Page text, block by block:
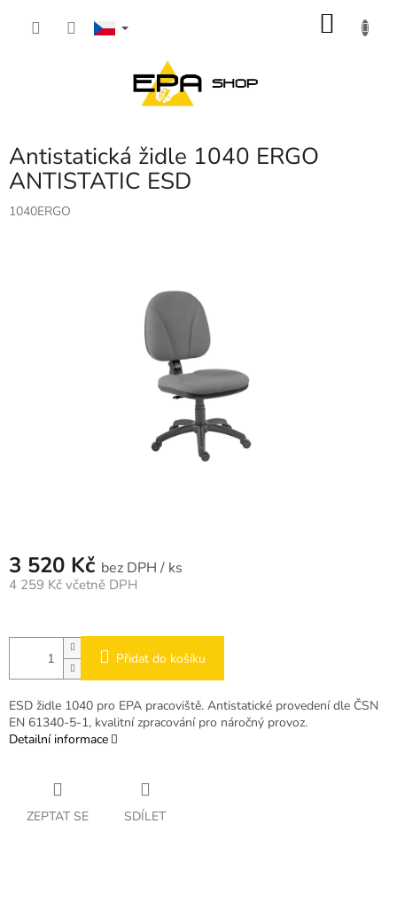
Antistatická židle 1040 ERGO
ANTISTATIC ESD
1040ERGO
3 520 Kč / ks
4 259 Kč včetně DPH
Přidat do košíku
ESD židle 1040 pro EPA pracoviště. Antistatické provedení dle ČSN
EN 61340-5-1, kvalitní zpracování pro náročný provoz.
Detailní informace
ZEPTAT SE SDÍLET